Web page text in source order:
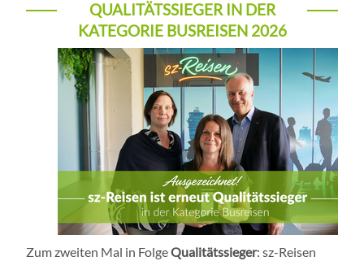
QUALITÄTSSIEGER IN DER
KATEGORIE BUSREISEN 2026
Zum zweiten Mal in FolgeQualitätssieger: sz-Reisen